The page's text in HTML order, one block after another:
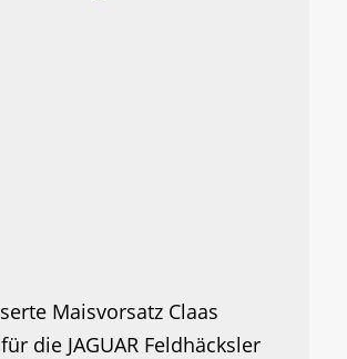
Maisvorsatz Claas
die JAGUAR Feldhäcksler